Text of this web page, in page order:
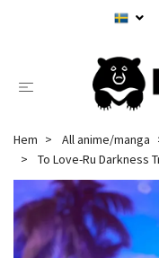
Hem All anime/manga
To Love-Ru Darkness